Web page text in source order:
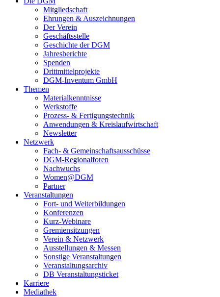
Mitgliedschaft
Ehrungen & Auszeichnungen
Der Verein
Geschäftsstelle
Geschichte der DGM
Jahresberichte
Spenden
Drittmittelprojekte
DGM-Inventum GmbH
Themen
Materialkenntnisse
Werkstoffe
Prozess- & Fertigungstechnik
Anwendungen & Kreislaufwirtschaft
Newsletter
Netzwerk
Fach- & Gemeinschaftsausschüsse
DGM-Regionalforen
Nachwuchs
Women@DGM
Partner
Veranstaltungen
Fort- und Weiterbildungen
Konferenzen
Kurz-Webinare
Gremiensitzungen
Verein & Netzwerk
Ausstellungen & Messen
Sonstige Veranstaltungen
Veranstaltungsarchiv
DB Veranstaltungsticket
Karriere
Mediathek